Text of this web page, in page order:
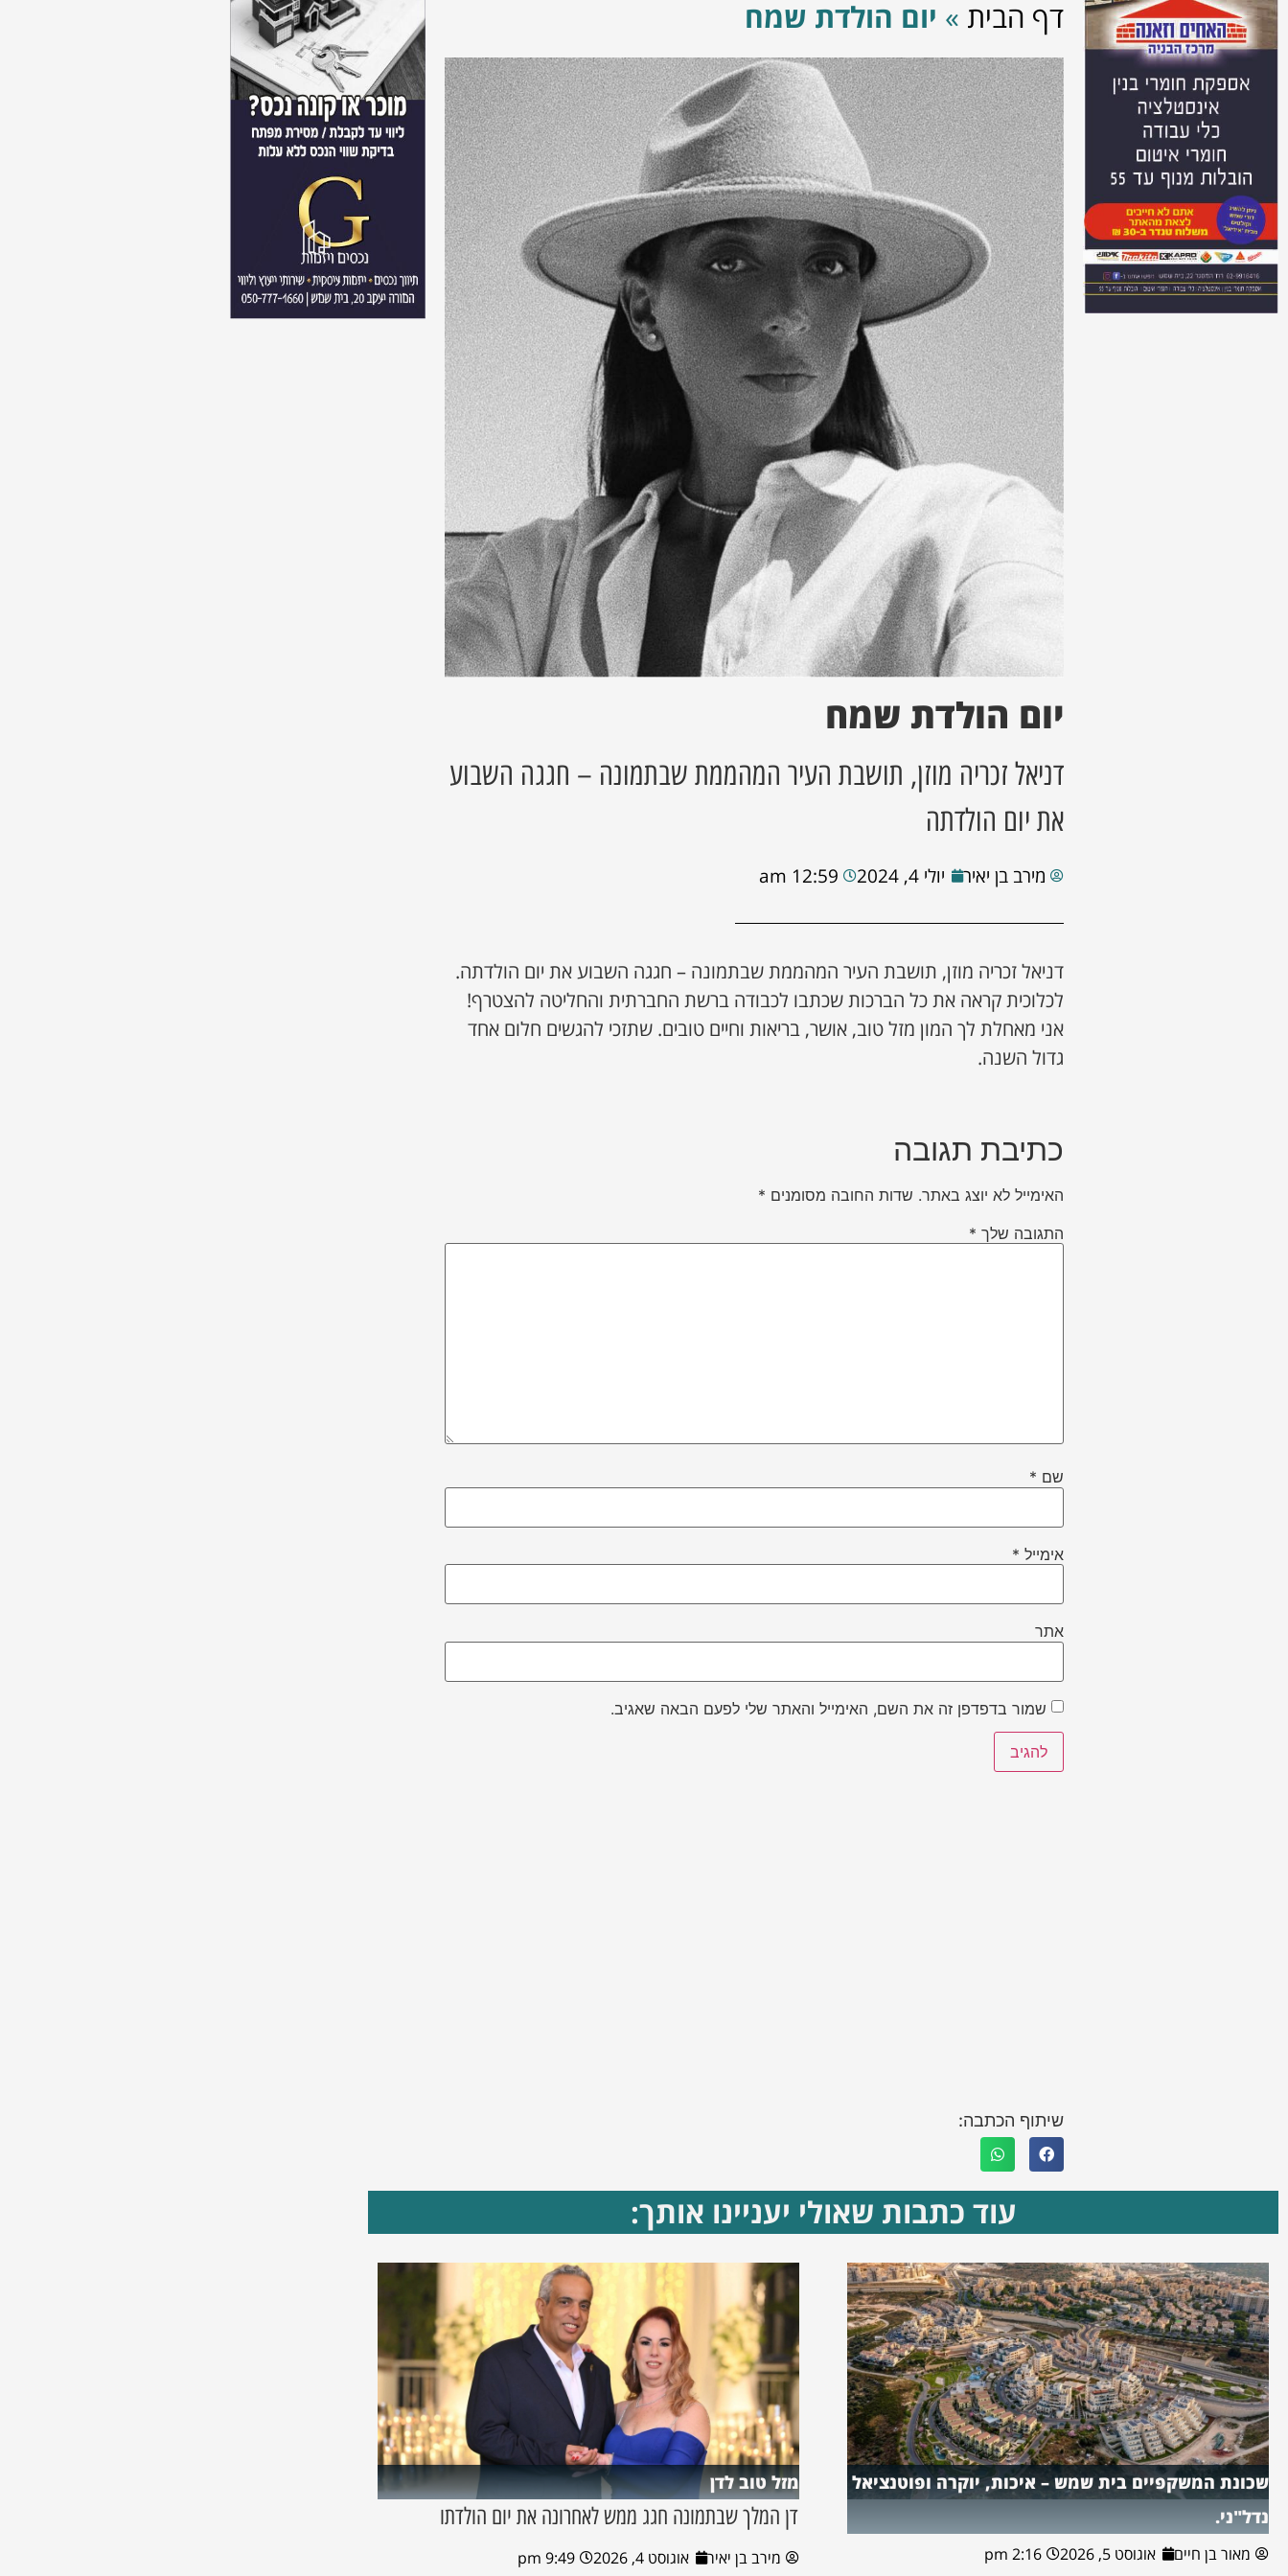
דף הבית » יום הולדת שמח
יום הולדת שמח
דניאל זכריה מוזן, תושבת העיר המהממת שבתמונה – חגגה השבוע
את יום הולדתה
מירב בן יאיר יולי 4, 2024 12:59 am
דניאל זכריה מוזן, תושבת העיר המהממת שבתמונה – חגגה השבוע את יום הולדתה.
לכלוכית קראה את כל הברכות שכתבו לכבודה ברשת החברתית והחליטה להצטרף!
אני מאחלת לך המון מזל טוב, אושר, בריאות וחיים טובים. שתזכי להגשים חלום אחד
גדול השנה.
כתיבת תגובה
האימייל לא יוצג באתר. שדות החובה מסומנים *
התגובה שלך *
שם *
אימייל *
אתר
שמור בדפדפן זה את השם, האימייל והאתר שלי לפעם הבאה שאגיב.
שיתוף הכתבה:
עוד כתבות שאולי יעניינו אותך:
שכונת המשקפיים בית שמש – איכות, יוקרה ופוטנציאל
נדל"ני.
מאור בן חיים אוגוסט 5, 2026 2:16 pm
מזל טוב לדן
דן המלך שבתמונה חגג ממש לאחרונה את יום הולדתו
מירב בן יאיר אוגוסט 4, 2026 9:49 pm